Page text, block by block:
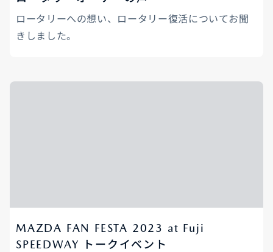
ロータリーへの想い、ロータリー復活についてお聞
きしました。
MAZDA FAN FESTA 2023 at Fuji
SPEEDWAY トークイベント